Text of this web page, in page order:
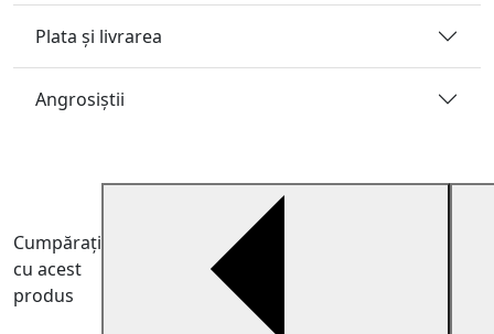
Plata și livrarea
Angrosiştii
Cumpărați
cu acest
produs